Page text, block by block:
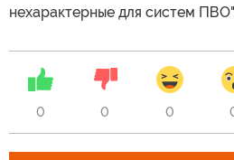
нехарактерные для систем
0 0 0